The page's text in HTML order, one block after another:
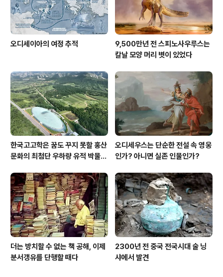
오디세이아의 여정 추적
9,500만년 전 스피노사우루스는
칼날 모양 머리 볏이 있었다
한국고고학은 꿈도 꾸지 못할 홍산
문화의 최첨단 우하량 유적 박물관
오디세우스는 단순한 전설 속 영웅
인가? 아니면 실존 인물인가?
더는 방치할 수 없는 책 공해, 이제
분서갱유를 단행할 때다
2300년 전 중국 전국시대 술 닝
샤에서 발견